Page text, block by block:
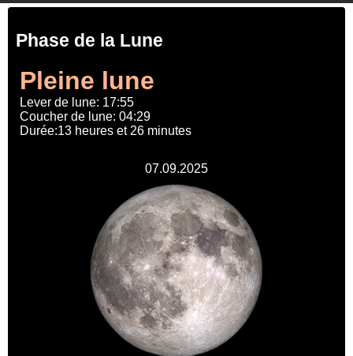
Phase de la Lune
Pleine lune
Lever de lune: 17:55
Coucher de lune: 04:29
Durée:13 heures et 26 minutes
07.09.2025